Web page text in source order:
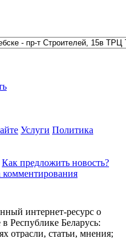
Услуги Политика
Как предложить новость?
комментирования
интернет-ресурс о
Республике Беларусь:
отрасли, статьи, мнения;